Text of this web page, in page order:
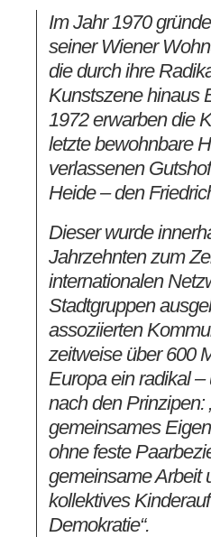
Im Jahr 1970
seiner Wiener
die durch ihre
Kunstszene hinaus
1972 erwarben die
letzte bewohnbare
verlassenen
Heide – den
Dieser wurde
Jahrzehnten zum
internationalen
Stadtgruppen
assoziierten
zeitweise über 600
Europa ein radikal
nach den Prinzipen:
gemeinsames
ohne feste
gemeinsame Arbeit
kollektives
Demokratie“.